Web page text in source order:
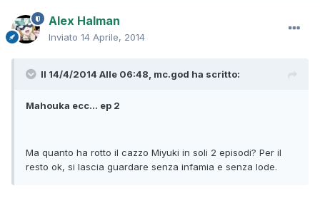
Alex Halman
Inviato 14 Aprile, 2014
Il 14/4/2014 Alle 06:48, mc.god ha scritto:
Mahouka ecc... ep 2
Ma quanto ha rotto il cazzo Miyuki in soli 2 episodi? Per il
resto ok, si lascia guardare senza infamia e senza lode.